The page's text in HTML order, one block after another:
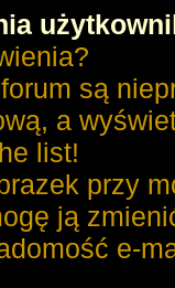
są
a
list!
przy
ją
e-